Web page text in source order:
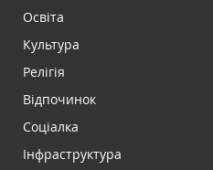
Освіта
Культура
Релігія
Відпочинок
Соціалка
Інфраструктура